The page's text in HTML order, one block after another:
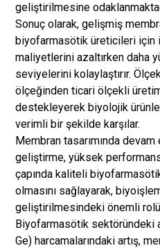
geliştirilmesine
Sonuç olarak, gelişmiş
biyofarmasötik üreticileri için
maliyetlerini azaltırken daha
seviyelerini kolaylaştırır.
ölçeğinden ticari ölçekli
destekleyerek biyolojik
verimli bir şekilde karşılar.
Membran tasarımında devam
geliştirme, yüksek
çapında kaliteli
olmasını sağlayarak,
geliştirilmesindeki önemli
Biyofarmasötik sektöründeki
Ge) harcamalarındaki artış,